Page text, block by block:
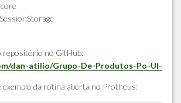
repositório no GitHub:
dan-atilio/Grupo-De-Produtos-Po-UI-
exemplo da rotina aberta no Protheus: